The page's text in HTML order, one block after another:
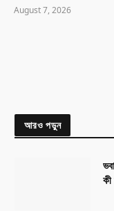
August 7, 2026
আরও পড়ুন
কী